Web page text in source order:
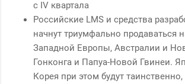
с IV квартала
Российские LMS и средства
начнут триумфально продаваться
Западной Европы, Австралии и
Гонконга и Папуа-Новой Гвинеи.
Корея при этом будут